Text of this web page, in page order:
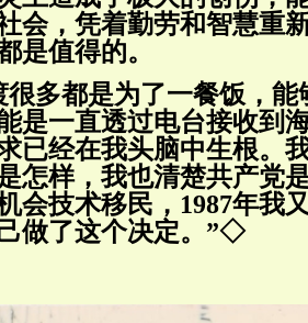
会，凭着勤劳和智慧重
是值得的。
很多都是为了一餐饭，
是一直透过电台接收到
已经在我头脑中生根。
怎样，我也清楚共产党
会技术移民，1987年我
做了这个决定。”◇